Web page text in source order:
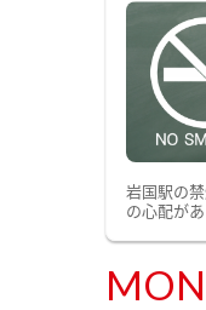
岩国駅の
の心配が